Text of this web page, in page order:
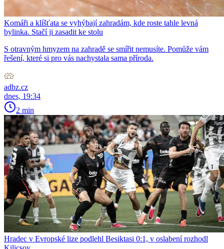
Komáři a klíšťata se vyhýbají zahradám, kde roste tahle levná
bylinka. Stačí ji zasadit ke stolu
S otravným hmyzem na zahradě se smířit nemusíte. Pomůže vám
řešení, které si pro vás nachystala sama příroda.
adbz.cz
dnes, 19:34
2 min
Hradec v Evropské lize podlehl Besiktasi 0:1, v oslabení rozhodl